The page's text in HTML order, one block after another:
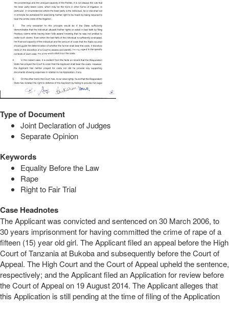
Type of Document
Joint Declaration of Judges
Separate Opinion
Keywords
Equality Before the Law
Rape
Right to Fair Trial
Case Headnotes
The Applicant was convicted and sentenced on 30 March 2006, to
30 years imprisonment for having committed the crime of rape of a
fifteen (15) year old girl. The Applicant filed an appeal before the High
Court of Tanzania at Bukoba and subsequently before the Court of
Appeal. The High Court and the Court of Appeal upheld the sentence,
respectively; and the Applicant filed an Application for review before
the Court of Appeal on 19 August 2014. The Applicant alleges that
this Application is still pending at the time of filing of the Application